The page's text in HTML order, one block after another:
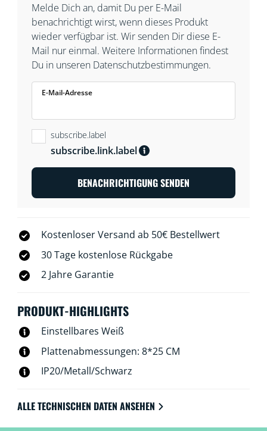
Melde Dich an, damit Du per E-Mail
benachrichtigt wirst, wenn dieses Produkt
wieder verfügbar ist. Wir senden Dir diese E-
Mail nur einmal. Weitere Informationen findest
Du in unseren Datenschutzbestimmungen.
E-Mail-Adresse
subscribe.label
subscribe.link.label
BENACHRICHTIGUNG SENDEN
Kostenloser Versand ab 50€ Bestellwert
30 Tage kostenlose Rückgabe
2 Jahre Garantie
PRODUKT-HIGHLIGHTS
Einstellbares Weiß
Plattenabmessungen: 8*25 CM
IP20/Metall/Schwarz
ALLE TECHNISCHEN DATEN ANSEHEN